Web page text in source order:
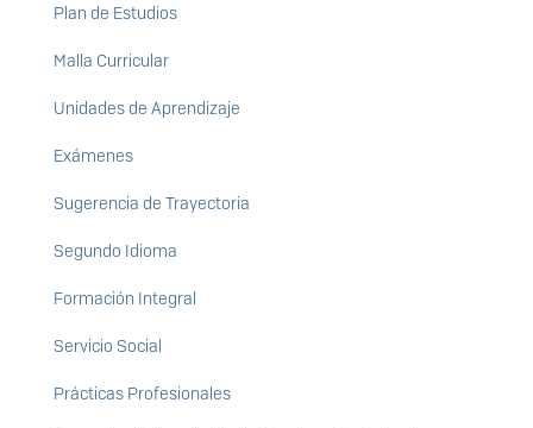
Plan de Estudios
Malla Curricular
Unidades de Aprendizaje
Exámenes
Sugerencia de Trayectoria
Segundo Idioma
Formación Integral
Servicio Social
Prácticas Profesionales